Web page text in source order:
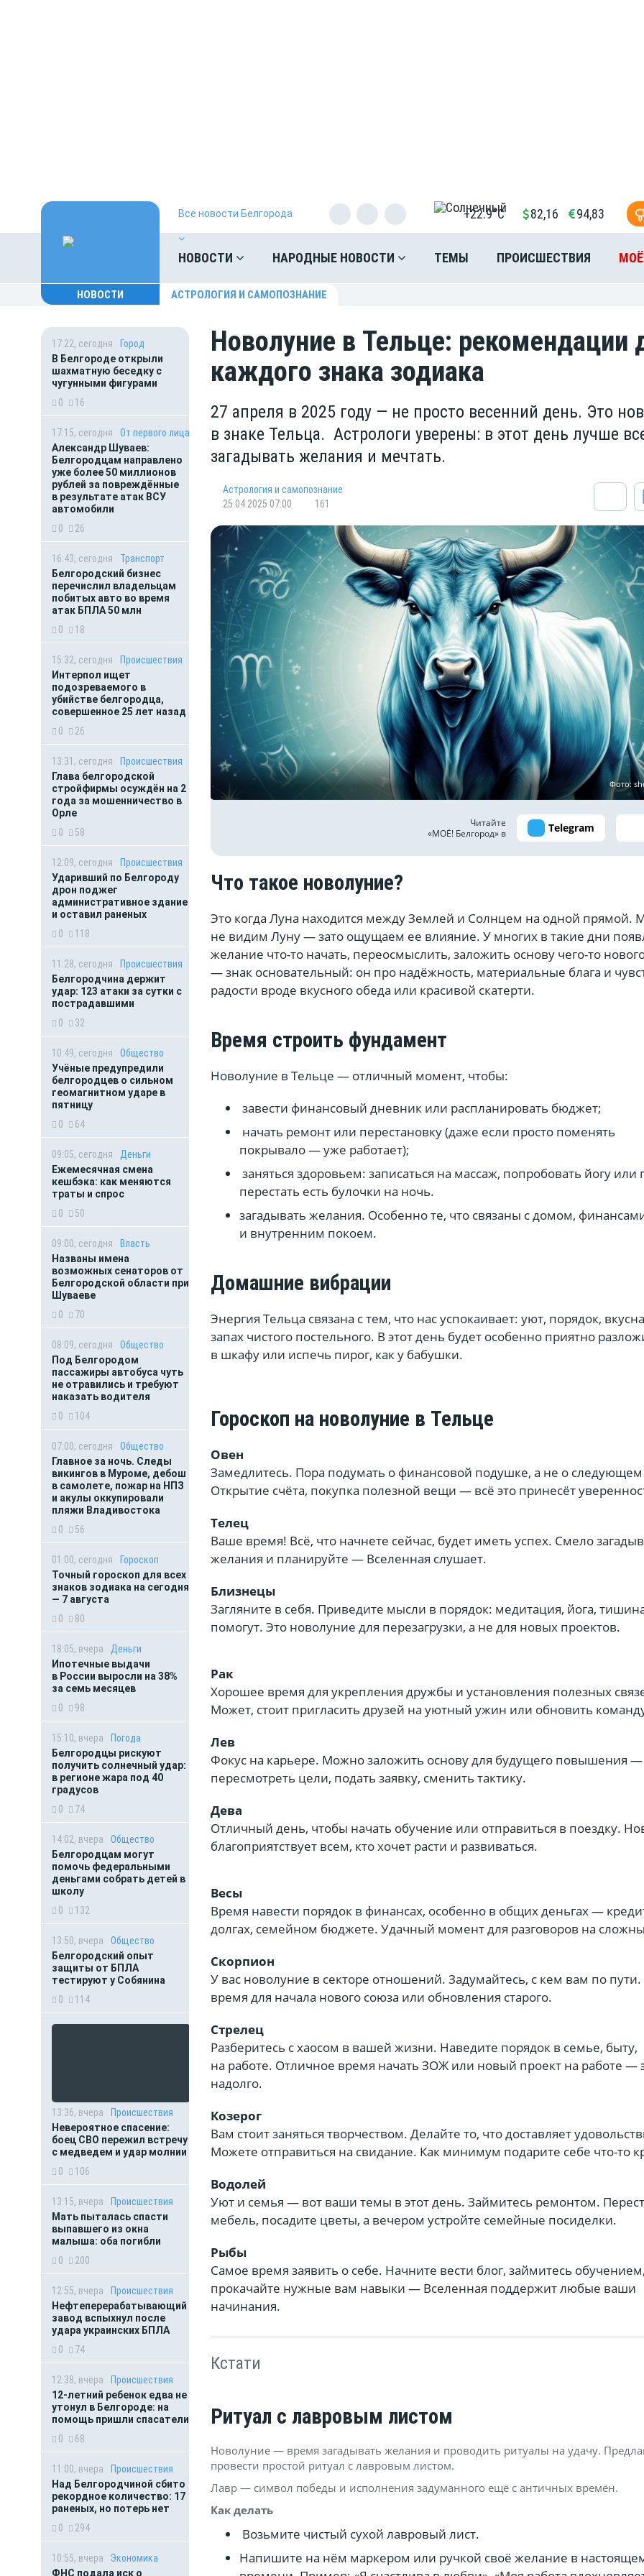
Все новости Белгорода +22.9°C 82,16 94,83
НОВОСТИ НАРОДНЫЕ НОВОСТИ ТЕМЫ ПРОИСШЕСТВИЯ
НОВОСТИ АСТРОЛОГИЯ И САМОПОЗНАНИЕ
17:22, сегодня
Город
В Белгороде открыли
шахматную беседку с
чугунными фигурами
0
16
17:15, сегодня
От первого лица
Александр Шуваев:
Белгородцам направлено
уже более 50 миллионов
рублей за повреждённые
в результате атак ВСУ
автомобили
0
26
16:43, сегодня
Транспорт
Белгородский бизнес
перечислил владельцам
побитых авто во время
атак БПЛА 50 млн
0
18
15:32, сегодня
Происшествия
Интерпол ищет
подозреваемого в
убийстве белгородца,
совершенное 25 лет назад
0
26
13:31, сегодня
Происшествия
Глава белгородской
стройфирмы осуждён на 2
года за мошенничество в
Орле
0
58
12:09, сегодня
Происшествия
Ударивший по Белгороду
дрон поджег
административное здание
и оставил раненых
0
118
11:28, сегодня
Происшествия
Белгородчина держит
удар: 123 атаки за сутки с
пострадавшими
0
32
10:49, сегодня
Общество
Учёные предупредили
белгородцев о сильном
геомагнитном ударе в
пятницу
0
64
09:05, сегодня
Деньги
Ежемесячная смена
кешбэка: как меняются
траты и спрос
0
50
09:00, сегодня
Власть
Названы имена
возможных сенаторов от
Белгородской области при
Шуваеве
0
70
08:09, сегодня
Общество
Под Белгородом
пассажиры автобуса чуть
не отравились и требуют
наказать водителя
0
104
07:00, сегодня
Общество
Главное за ночь. Следы
викингов в Муроме, дебош
в самолете, пожар на НПЗ
и акулы оккупировали
пляжи Владивостока
0
56
01:00, сегодня
Гороскоп
Точный гороскоп для всех
знаков зодиака на сегодня
— 7 августа
0
80
18:05, вчера
Деньги
Ипотечные выдачи
в России выросли на 38%
за семь месяцев
0
98
15:10, вчера
Погода
Белгородцы рискуют
получить солнечный удар:
в регионе жара под 40
градусов
0
74
14:02, вчера
Общество
Белгородцам могут
помочь федеральными
деньгами собрать детей в
школу
0
132
13:50, вчера
Общество
Белгородский опыт
защиты от БПЛА
тестируют у Собянина
0
114
13:36, вчера
Происшествия
Невероятное спасение:
боец СВО пережил встречу
с медведем и удар молнии
0
106
13:15, вчера
Происшествия
Мать пыталась спасти
выпавшего из окна
малыша: оба погибли
0
200
12:55, вчера
Происшествия
Нефтеперерабатывающий
завод вспыхнул после
удара украинских БПЛА
0
74
12:38, вчера
Происшествия
12-летний ребенок едва не
утонул в Белгороде: на
помощь пришли спасатели
0
68
11:00, вчера
Происшествия
Над Белгородчиной сбито
рекордное количество: 17
раненых, но потерь нет
0
294
10:55, вчера
Экономика
ФНС подала иск о
Новолуние в Тельце: рекомендации
каждого знака зодиака
27 апреля в 2025 году — не просто весенний день. Это
в знаке Тельца. Астрологи уверены: в этот день лучше
загадывать желания и мечтать.
Астрология и самопознание
25.04.2025 07:00
161
Фото:
Читайте
«МОЁ! Белгород» в
Telegram
Что такое новолуние?
Это когда Луна находится между Землей и Солнцем на одной прямой.
не видим Луну — зато ощущаем ее влияние. У многих в такие дни
желание что-то начать, переосмыслить, заложить основу чего-то
— знак основательный: он про надёжность, материальные блага и
радости вроде вкусного обеда или красивой скатерти.
Время строить фундамент
Новолуние в Тельце — отличный момент, чтобы:
завести финансовый дневник или распланировать бюджет;
начать ремонт или перестановку (даже если просто поменять
покрывало — уже работает);
заняться здоровьем: записаться на массаж, попробовать йогу или
перестать есть булочки на ночь.
загадывать желания. Особенно те, что связаны с домом,
и внутренним покоем.
Домашние вибрации
Энергия Тельца связана с тем, что нас успокаивает: уют, порядок,
запах чистого постельного. В этот день будет особенно приятно
в шкафу или испечь пирог, как у бабушки.
Гороскоп на новолуние в Тельце
Овен
Замедлитесь. Пора подумать о финансовой подушке, а не о
Открытие счёта, покупка полезной вещи — всё это принесёт
Телец
Ваше время! Всё, что начнете сейчас, будет иметь успех. Смело
желания и планируйте — Вселенная слушает.
Близнецы
Загляните в себя. Приведите мысли в порядок: медитация, йога,
помогут. Это новолуние для перезагрузки, а не для новых проектов.
Рак
Хорошее время для укрепления дружбы и установления полезных
Может, стоит пригласить друзей на уютный ужин или обновить
Лев
Фокус на карьере. Можно заложить основу для будущего повышения —
пересмотреть цели, подать заявку, сменить тактику.
Дева
Отличный день, чтобы начать обучение или отправиться в поездку.
благоприятствует всем, кто хочет расти и развиваться.
Весы
Время навести порядок в финансах, особенно в общих деньгах —
долгах, семейном бюджете. Удачный момент для разговоров на
Скорпион
У вас новолуние в секторе отношений. Задумайтесь, с кем вам по
время для начала нового союза или обновления старого.
Стрелец
Разберитесь с хаосом в вашей жизни. Наведите порядок в семье, быту,
на работе. Отличное время начать ЗОЖ или новый проект на работе —
надолго.
Козерог
Вам стоит заняться творчеством. Делайте то, что доставляет
Можете отправиться на свидание. Как минимум подарите себе что-то
Водолей
Уют и семья — вот ваши темы в этот день. Займитесь ремонтом.
мебель, посадите цветы, а вечером устройте семейные посиделки.
Рыбы
Самое время заявить о себе. Начните вести блог, займитесь обучением,
прокачайте нужные вам навыки — Вселенная поддержит любые ваши
начинания.
Кстати
Ритуал с лавровым листом
Новолуние — время загадывать желания и проводить ритуалы на удачу.
провести простой ритуал с лавровым листом.
Лавр — символ победы и исполнения задуманного ещё с античных времён.
Как делать
Возьмите чистый сухой лавровый лист.
Напишите на нём маркером или ручкой своё желание в